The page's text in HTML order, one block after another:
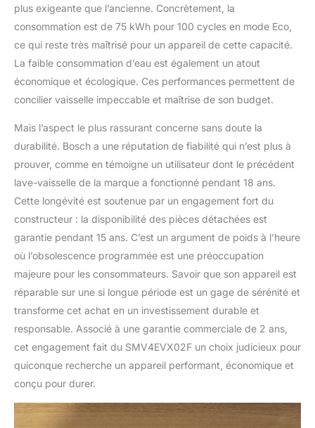
plus exigeante que l’ancienne. Concrètement, la
consommation est de 75 kWh pour 100 cycles en mode Eco,
ce qui reste très maîtrisé pour un appareil de cette capacité.
La faible consommation d’eau est également un atout
économique et écologique. Ces performances permettent de
concilier vaisselle impeccable et maîtrise de son budget.
Mais l’aspect le plus rassurant concerne sans doute la
durabilité. Bosch a une réputation de fiabilité qui n’est plus à
prouver, comme en témoigne un utilisateur dont le précédent
lave-vaisselle de la marque a fonctionné pendant 18 ans.
Cette longévité est soutenue par un engagement fort du
constructeur : la disponibilité des pièces détachées est
garantie pendant 15 ans. C’est un argument de poids à l’heure
où l’obsolescence programmée est une préoccupation
majeure pour les consommateurs. Savoir que son appareil est
réparable sur une si longue période est un gage de sérénité et
transforme cet achat en un investissement durable et
responsable. Associé à une garantie commerciale de 2 ans,
cet engagement fait du SMV4EVX02F un choix judicieux pour
quiconque recherche un appareil performant, économique et
conçu pour durer.